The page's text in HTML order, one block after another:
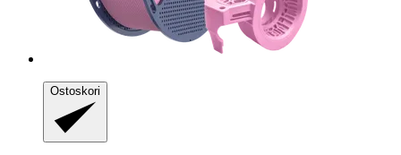
Ostoskori